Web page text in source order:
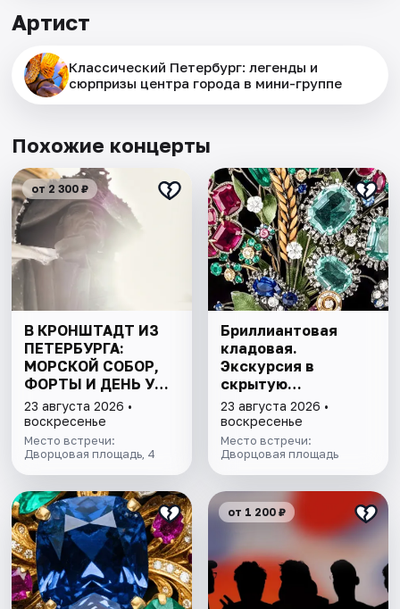
Артист
Классический Петербург: легенды и
сюрпризы центра города в мини-группе
Похожие концерты
от 2 300 ₽
В КРОНШТАДТ ИЗ
ПЕТЕРБУРГА:
МОРСКОЙ СОБОР,
ФОРТЫ И ДЕНЬ У
ФИНСКОГО ЗАЛИВА.
ВСЁ ВКЛЮЧЕНО
23 августа 2026 •
воскресенье
Место встречи:
Дворцовая площадь, 4
Бриллиантовая
кладовая.
Экскурсия в
скрытую
сокровищницу
Эрмитажа с
билетом в музей
23 августа 2026 •
воскресенье
Место встречи:
Дворцовая площадь
от 1 200 ₽